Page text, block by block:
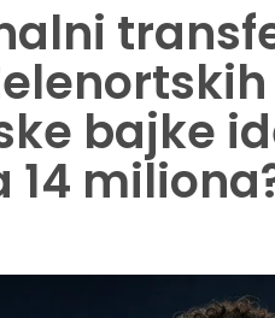
bajke
14